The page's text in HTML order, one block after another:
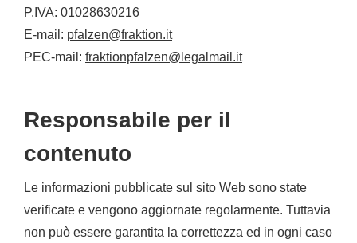
P.IVA: 01028630216
E-mail: pfalzen@fraktion.it
PEC-mail: fraktionpfalzen@legalmail.it
Responsabile per il
contenuto
Le informazioni pubblicate sul sito Web sono state
verificate e vengono aggiornate regolarmente. Tuttavia
non può essere garantita la correttezza ed in ogni caso